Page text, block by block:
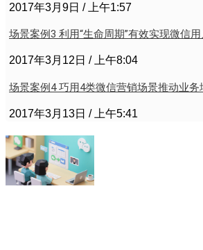
2017年3月9日 上午1:57
场景案例3 利用“生命周期”有效实现微信
2017年3月12日 上午8:04
场景案例4 巧用4类微信营销场景推动业务
2017年3月13日 上午5:41